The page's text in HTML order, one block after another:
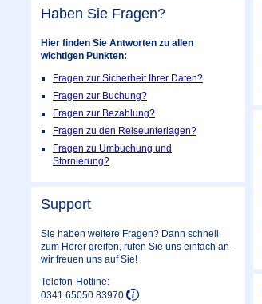
Haben Sie Fragen?
Hier finden Sie Antworten zu allen
wichtigen Punkten:
Fragen zur Sicherheit Ihrer Daten?
Fragen zur Buchung?
Fragen zur Bezahlung?
Fragen zu den Reiseunterlagen?
Fragen zu Umbuchung und
Stornierung?
Support
Sie haben weitere Fragen? Dann schnell
zum Hörer greifen, rufen Sie uns einfach an -
wir freuen uns auf Sie!
Telefon-Hotline:
0341 65050 83970